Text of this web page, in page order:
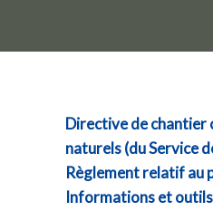
Directive de chantier
naturels (du Service
Règlement relatif au
Informations et